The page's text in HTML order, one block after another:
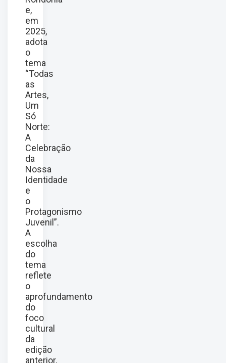
e,
em
2025,
adota
o
tema
“Todas
as
Artes,
Um
Só
Norte:
A
Celebração
da
Nossa
Identidade
e
o
Protagonismo
Juvenil”.
A
escolha
do
tema
reflete
o
aprofundamento
do
foco
cultural
da
edição
anterior,